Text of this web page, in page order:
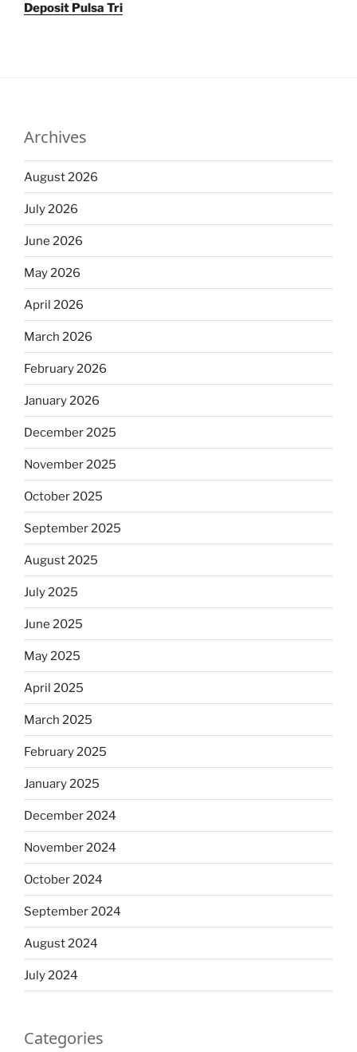
Deposit Pulsa Tri
Archives
August 2026
July 2026
June 2026
May 2026
April 2026
March 2026
February 2026
January 2026
December 2025
November 2025
October 2025
September 2025
August 2025
July 2025
June 2025
May 2025
April 2025
March 2025
February 2025
January 2025
December 2024
November 2024
October 2024
September 2024
August 2024
July 2024
Categories